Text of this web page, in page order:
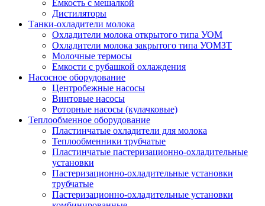
Емкость с мешалкой
Дистиляторы
Танки-охладители молока
Охладители молока открытого типа УОМ
Охладители молока закрытого типа УОМЗТ
Молочные термосы
Емкости с рубашкой охлаждения
Насосное оборудование
Центробежные насосы
Винтовые насосы
Роторные насосы (кулачковые)
Теплообменное оборудование
Пластинчатые охладители для молока
Теплообменники трубчатые
Пластинчатые пастеризационно-охладительные
установки
Пастеризационно-охладительные установки
трубчатые
Пастеризационно-охладительные установки